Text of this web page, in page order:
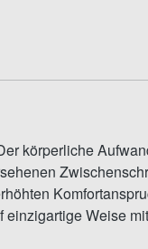
körperliche
Weise